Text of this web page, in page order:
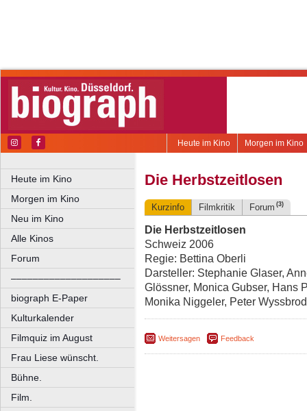
Morgen im Kino
Heute im Kino
Heute im Kino
Morgen im Kino
Neu im Kino
Alle Kinos
Forum
––––––––––––––––––––
biograph E-Paper
Kulturkalender
Filmquiz im August
Frau Liese wünscht.
Bühne.
Film.
Die Herbstzeitlosen
Kurzinfo Filmkritik Forum (3)
Die Herbstzeitlosen
Schweiz 2006
Regie: Bettina Oberli
Darsteller: Stephanie Glaser,
Glössner, Monica Gubser, Hans
Monika Niggeler, Peter
Weitersagen Feedback